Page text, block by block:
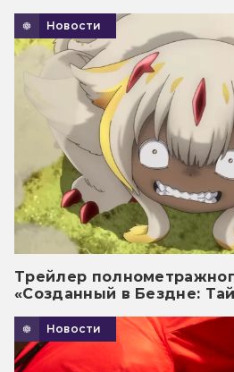
Новости
Трейлер
«Созданный в Бездне:
Новости